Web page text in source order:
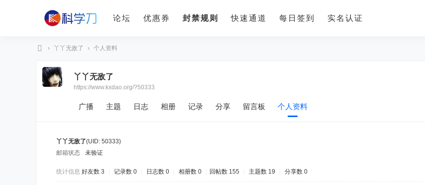
论坛 优惠券 封禁规则 快速通道 每日签到 实名认证
学
› 丫丫无敌了 › 个人资料
丫丫无敌了
https://www.kxdao.org/?50333
广播 主题 日志 相册 记录 分享 留言板 个人资料
丫丫无敌了(UID: 50333)
邮箱状态
未验证
统计信息 好友数 3 记录数 0 日志数 0 相册数 0 回帖数 155 主题数 19 分享数 0